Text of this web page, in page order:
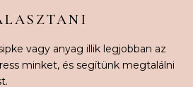
vagy anyag illik legjobban az
minket, és segítünk megtalálni